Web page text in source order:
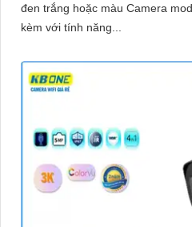
đen trắng hoặc màu Camera
kèm với tính năng...